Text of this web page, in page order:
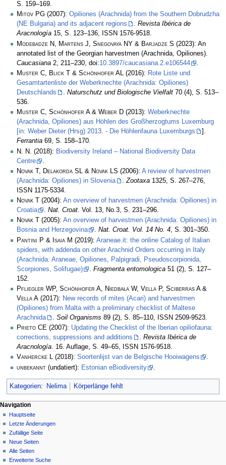
S. 159–169.
Mitov PG (2007): Opiliones (Arachnida) from the Southern Dobrudzha
(NE Bulgaria) and its adjacent regions
. Revista Ibérica de
Aracnología 15, S. 123–136, ISSN 1576-9518.
Modebadze N, Martens J, Snegovaya NY & Barjadze S (2023): An
annotated list of the Georgian harvestmen (Arachnida, Opiliones).
Caucasiana 2, 211–230, doi:10.3897/caucasiana.2.e106544
Muster C, Blick T & Schönhofer AL (2016): Rote Liste und
Gesamtartenliste der Weberknechte (Arachnida: Opiliones)
Deutschlands
. Naturschutz und Biologische Vielfalt 70 (4), S. 513–
536.
Muster C, Schönhofer A & Weber D (2013): Weberknechte
(Arachnida, Opiliones) aus Höhlen des Großherzogtums Luxemburg
[in: Weber Dieter (Hrsg) 2013. - Die Höhlenfauna Luxemburgs
].
Ferrantia 69, S. 158–170.
N. N.
(2018): Biodiversity Ireland – National Biodiversity Data
Centre
Novak T, Delakorda SL & Novak LS (2006): A review of harvestmen
(Arachnida: Opiliones) in Slovenia
.Zootaxa 1325, S. 267–276,
ISSN 1175-5334.
Novak T
(2004): An overview of harvestmen (Arachnida: Opiliones) in
Croatia
. Nat. Croat. Vol. 13, No.3, S. 231–296.
Novak T
(2005): An overview of harvestmen (Arachnida: Opiliones) in
Bosnia and Herzegovina
. Nat. Croat. Vol. 14 No. 4, S. 301–350.
Pantini P & Isaia M (2019): Araneae.it: the online Catalog of Italian
spiders, with addenda on other Arachnid Orders occurring in Italy
(Arachnida: Araneae, Opiliones, Palpigradi, Pseudoscorpionida,
Scorpiones, Solifugae)
Fragmenta entomologica 51 (2), S. 127–
152.
Pfliegler WP, Schönhofer A, Niedbała W, Vella P, Sciberras A &
Vella A (2017): New records of mites (Acari) and harvestmen
(Opiliones) from Malta with a preliminary checklist of Maltese
Arachnida
. Soil Organisms 89 (2), S. 85–110, ISSN 2509-9523.
Prieto CE (2007): Updating the Checklist of the Iberian opiliofauna:
corrections, suppressions and additions
. Revista Ibérica de
Aracnología. 16. Auflage, S. 49–65, ISSN 1576-9518.
Vanhercke L (2018): Soortenlijst van de Belgische Hooiwagens
.
unbekannt (undatiert): Estonian eBiodiversity
Kategorien: Nelima Körperlänge fehlt
Navigation
Hauptseite
Letzte Änderungen
Zufällige Seite
Neue Seiten
Alle Seiten
Erweiterte Suche